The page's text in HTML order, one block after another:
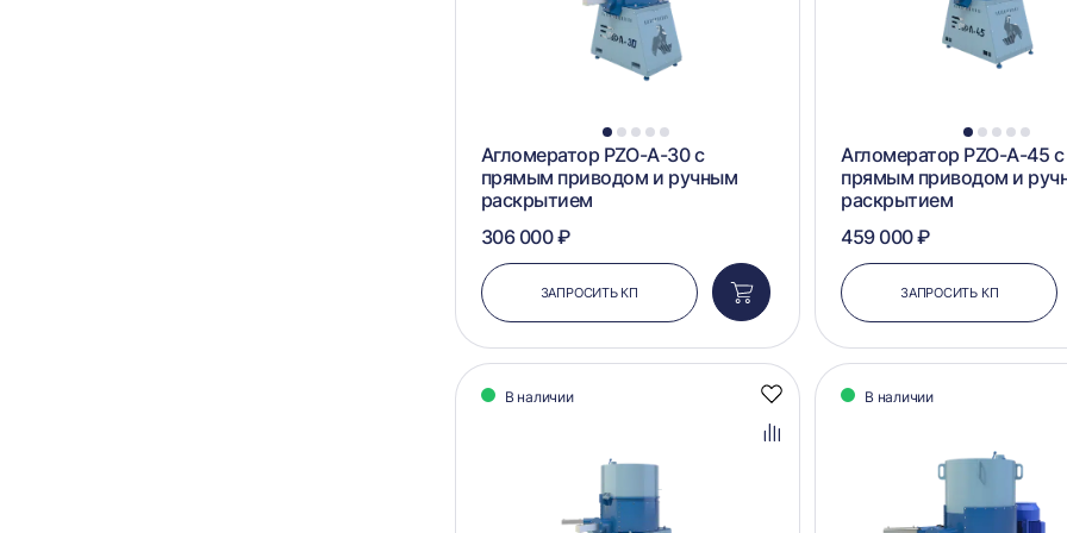
1 2 3 4 5
Агломератор PZO-А-30 с
прямым приводом и ручным
раскрытием
306 000 ₽
ЗАПРОСИТЬ КП
Добавить
в
корзину
1 2 3 4 5
Агломератор PZO-А-45 с
прямым приводом и
раскрытием
459 000 ₽
ЗАПРОСИТЬ КП
В наличии
Добавить
Добавить
В наличии